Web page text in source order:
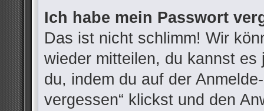
Ich habe mein Passwort
Das ist nicht schlimm! Wir
wieder mitteilen, du kannst
du, indem du auf der
vergessen“ klickst und den